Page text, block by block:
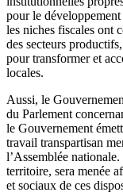
pour le
les niches fiscales ont
des secteurs
pour transformer et
locales.
Aussi, le
du Parlement
le Gouvernement
travail transpartisan
l’Assemblée
territoire, sera menée
et sociaux de ces